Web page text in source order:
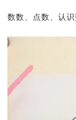
数数、点数、认识